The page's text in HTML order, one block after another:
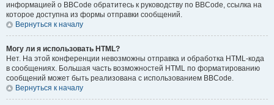
информацией о BBCode обратитесь к руководству по BBCode, ссылка на
которое доступна из формы отправки сообщений.
Вернуться к началу
Могу ли я использовать HTML?
Нет. На этой конференции невозможны отправка и обработка HTML-кода
в сообщениях. Большая часть возможностей HTML по форматированию
сообщений может быть реализована с использованием BBCode.
Вернуться к началу